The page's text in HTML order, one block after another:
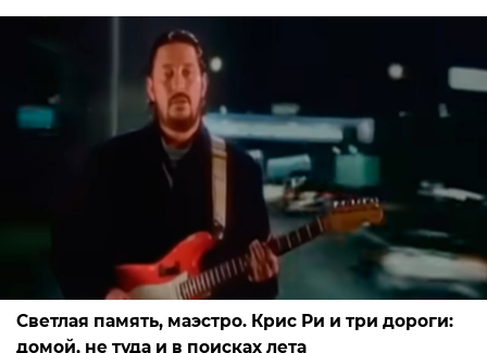
Светлая память, маэстро. Крис Ри и три дороги:
домой, не туда и в поисках лета